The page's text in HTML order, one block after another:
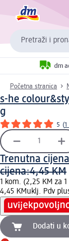
Pretraži i
dm
Početna stranica
s-he
g
5 (1
Trenutna
cijena:4,45 KM
1 kom. (2,25 KM za
4,45 KMuklj. Pdv
Dodati u